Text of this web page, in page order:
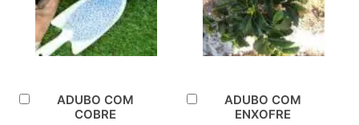
ADUBO COM
COBRE
Adicionar
ADUBO COM
ENXOFRE